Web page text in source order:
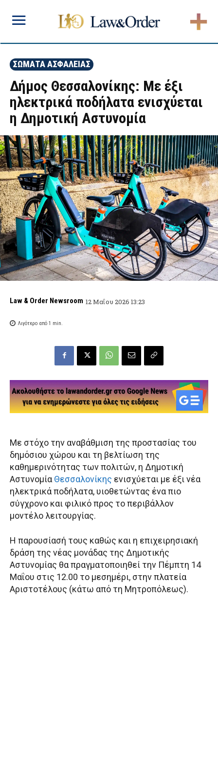
ΣΩΜΑΤΑ ΑΣΦΑΛΕΙΑΣ
Δήμος Θεσσαλονίκης: Με έξι
ηλεκτρικά ποδήλατα ενισχύεται
η Δημοτική Αστυνομία
Law & Order Newsroom 12 Μαΐου 2026 13:23
Λιγότερο από 1 min.
Με στόχο την αναβάθμιση της προστασίας του
δημόσιου χώρου και τη βελτίωση της
καθημερινότητας των πολιτών, η Δημοτική
ΑστυνομίαΘεσσαλονίκης ενισχύεται με έξι νέα
ηλεκτρικά ποδήλατα, υιοθετώντας ένα πιο
σύγχρονο και φιλικό προς το περιβάλλον
μοντέλο λειτουργίας.
Η παρουσίασή τους καθώς και η επιχειρησιακή
δράση της νέας μονάδας της Δημοτικής
Αστυνομίας θα πραγματοποιηθεί την Πέμπτη 14
Μαΐου στις 12.00 το μεσημέρι, στην πλατεία
Αριστοτέλους (κάτω από τη Μητροπόλεως).